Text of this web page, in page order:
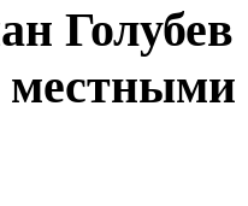
Голубев
местными